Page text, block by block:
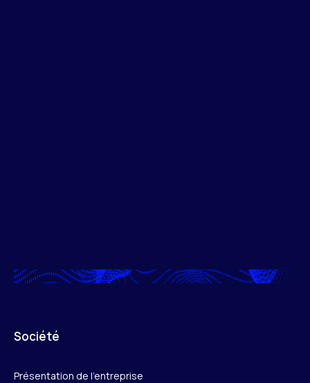
Société
Présentation de l’entreprise